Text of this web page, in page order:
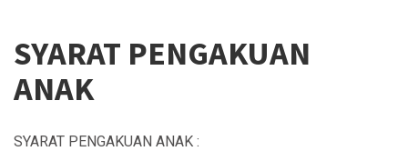
SYARAT PENGAKUAN
ANAK
SYARAT PENGAKUAN ANAK :